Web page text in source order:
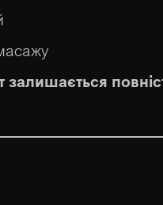
залишається